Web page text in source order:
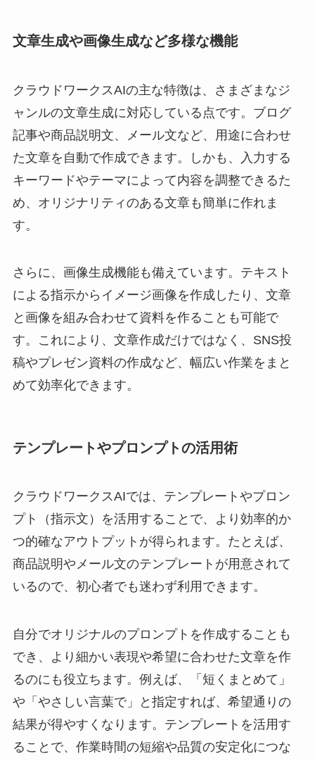
文章生成や画像生成など多様な機能
クラウドワークスAIの主な特徴は、さまざまなジ
ャンルの文章生成に対応している点です。ブログ
記事や商品説明文、メール文など、用途に合わせ
た文章を自動で作成できます。しかも、入力する
キーワードやテーマによって内容を調整できるた
め、オリジナリティのある文章も簡単に作れま
す。
さらに、画像生成機能も備えています。テキスト
による指示からイメージ画像を作成したり、文章
と画像を組み合わせて資料を作ることも可能で
す。これにより、文章作成だけではなく、SNS投
稿やプレゼン資料の作成など、幅広い作業をまと
めて効率化できます。
テンプレートやプロンプトの活用術
クラウドワークスAIでは、テンプレートやプロン
プト（指示文）を活用することで、より効率的か
つ的確なアウトプットが得られます。たとえば、
商品説明やメール文のテンプレートが用意されて
いるので、初心者でも迷わず利用できます。
自分でオリジナルのプロンプトを作成することも
でき、より細かい表現や希望に合わせた文章を作
るのにも役立ちます。例えば、「短くまとめて」
や「やさしい言葉で」と指定すれば、希望通りの
結果が得やすくなります。テンプレートを活用す
ることで、作業時間の短縮や品質の安定化につな